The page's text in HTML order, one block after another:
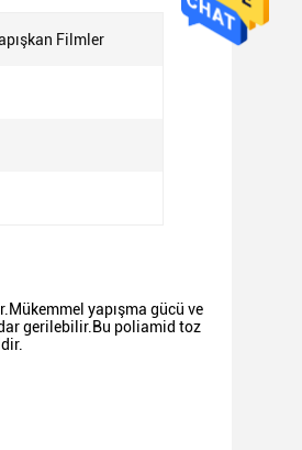
Filmler
yapışma gücü ve
gerilebilir.Bu poliamid toz